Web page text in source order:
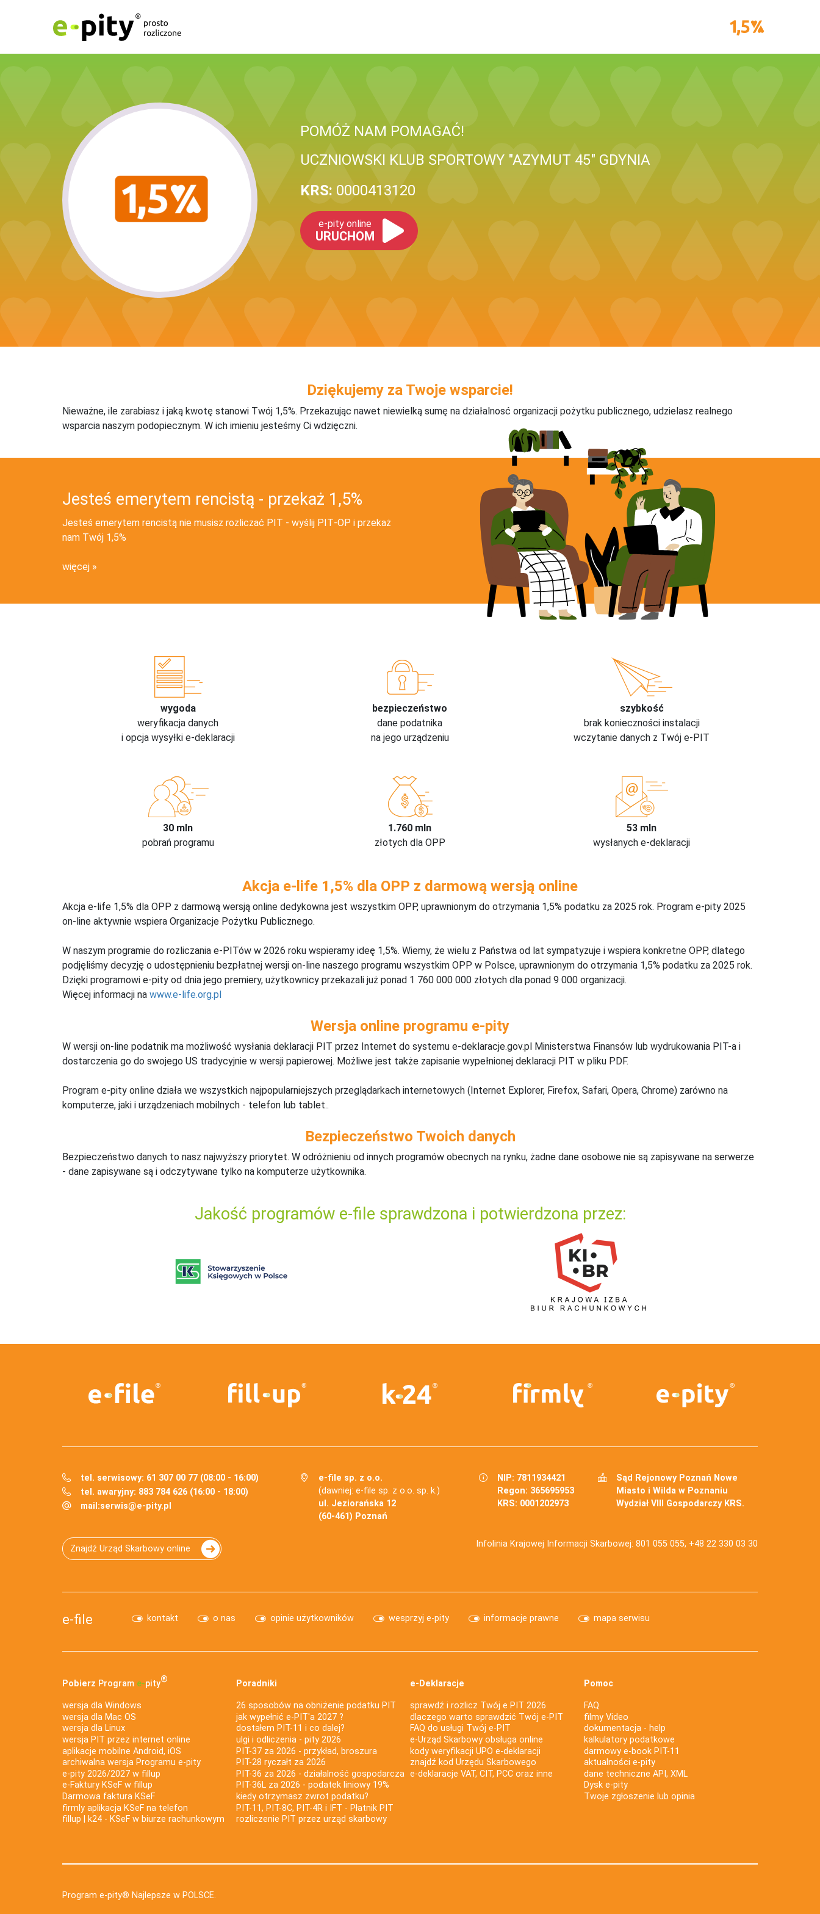
POMÓŻ NAM POMAGAĆ!
UCZNIOWSKI KLUB SPORTOWY "AZYMUT 45" GDYNIA
KRS: 0000413120
e-pity online
URUCHOM
Dziękujemy za Twoje wsparcie!
Nieważne, ile zarabiasz i jaką kwotę stanowi Twój 1,5%. Przekazując nawet niewielką sumę na działalnosć organizacji pożytku publicznego, udzielasz realnego
wsparcia naszym podopiecznym. W ich imieniu jesteśmy Ci wdzięczni.
Jesteś emerytem rencistą - przekaż 1,5%
Jesteś emerytem rencistą nie musisz rozliczać PIT - wyślij PIT‑OP i przekaż
nam Twój 1,5%
więcej
wygoda
weryfikacja danych
i opcja wysyłki e-deklaracji
bezpieczeństwo
dane podatnika
na jego urządzeniu
szybkość
brak konieczności instalacji
wczytanie danych z Twój e-PIT
30 mln
pobrań programu
1.760 mln
złotych dla OPP
53 mln
wysłanych e-deklaracji
Akcja e-life 1,5% dla OPP z darmową wersją online
Akcja e-life 1,5% dla OPP z darmową wersją online dedykowna jest wszystkim OPP, uprawnionym do otrzymania 1,5% podatku za 2025 rok. Program e-pity 2025
on-line aktywnie wspiera Organizacje Pożytku Publicznego.
W naszym programie do rozliczania e-PITów w 2026 roku wspieramy ideę 1,5%. Wiemy, że wielu z Państwa od lat sympatyzuje i wspiera konkretne OPP, dlatego
podjęliśmy decyzję o udostępnieniu bezpłatnej wersji on-line naszego programu wszystkim OPP w Polsce, uprawnionym do otrzymania 1,5% podatku za 2025 rok.
Dzięki programowi e-pity od dnia jego premiery, użytkownicy przekazali już ponad 1 760 000 000 złotych dla ponad 9 000 organizacji.
Więcej informacji na www.e-life.org.pl
Wersja online programu e-pity
W wersji on-line podatnik ma możliwość wysłania deklaracji PIT przez Internet do systemu e-deklaracje.gov.pl Ministerstwa Finansów lub wydrukowania PIT-a i
dostarczenia go do swojego US tradycyjnie w wersji papierowej. Możliwe jest także zapisanie wypełnionej deklaracji PIT w pliku PDF.
Program e-pity online działa we wszystkich najpopularniejszych przeglądarkach internetowych (Internet Explorer, Firefox, Safari, Opera, Chrome) zarówno na
komputerze, jaki i urządzeniach mobilnych - telefon lub tablet..
Bezpieczeństwo Twoich danych
Bezpieczeństwo danych to nasz najwyższy priorytet. W odróżnieniu od innych programów obecnych na rynku, żadne dane osobowe nie są zapisywane na serwerze
- dane zapisywane są i odczytywane tylko na komputerze użytkownika.
Jakość programów e-file sprawdzona i potwierdzona przez:
tel. serwisowy: 61 307 00 77 (08:00 - 16:00)
tel. awaryjny: 883 784 626 (16:00 - 18:00)
mail:serwis@e-pity.pl
e-file sp. z o.o.
(dawniej: e-file sp. z o.o. sp. k.)
ul. Jeziorańska 12
(60-461) Poznań
NIP: 7811934421
Regon: 365695953
KRS: 0001202973
Sąd Rejonowy Poznań Nowe
Miasto i Wilda w Poznaniu
Wydział VIII Gospodarczy KRS.
Znajdź Urząd Skarbowy online Infolinia Krajowej Informacji Skarbowej: 801 055 055, +48 22 330 03 30
e-file kontakt o nas opinie użytkowników wesprzyj e-pity informacje prawne mapa serwisu
Pobierz Program e‑pity®
wersja dla Windows
wersja dla Mac OS
wersja dla Linux
wersja PIT przez internet online
aplikacje mobilne Android, iOS
archiwalna wersja Programu e-pity
e-pity 2026/2027 w fillup
e‑Faktury KSeF w fillup
Darmowa faktura KSeF
firmly aplikacja KSeF na telefon
fillup | k24 - KSeF w biurze rachunkowym
Poradniki
26 sposobów na obniżenie podatku PIT
jak wypełnić e-PIT'a 2027 ?
dostałem PIT-11 i co dalej?
ulgi i odliczenia - pity 2026
PIT-37 za 2026 - przykład, broszura
PIT-28 ryczałt za 2026
PIT-36 za 2026 - działalność gospodarcza
PIT-36L za 2026 - podatek liniowy 19%
kiedy otrzymasz zwrot podatku?
PIT-11, PIT-8C, PIT-4R i IFT - Płatnik PIT
rozliczenie PIT przez urząd skarbowy
e-Deklaracje
sprawdź i rozlicz Twój e PIT 2026
dlaczego warto sprawdzić Twój e-PIT
FAQ do usługi Twój e-PIT
e-Urząd Skarbowy obsługa online
kody weryfikacji UPO e-deklaracji
znajdź kod Urzędu Skarbowego
e-deklaracje VAT, CIT, PCC oraz inne
Pomoc
FAQ
filmy Video
dokumentacja - help
kalkulatory podatkowe
darmowy e-book PIT-11
aktualności e-pity
dane techniczne API, XML
Dysk e-pity
Twoje zgłoszenie lub opinia
Program e-pity® Najlepsze w POLSCE.